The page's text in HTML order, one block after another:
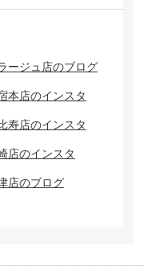
ージュ店のブログ
本店のインスタ
寿店のインスタ
店のインスタ
店のブログ